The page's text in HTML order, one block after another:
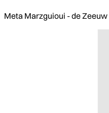
Meta Marzguioui - de Zeeuw